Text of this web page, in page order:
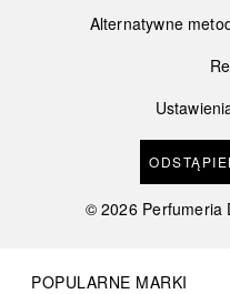
Alternatywne
©2026 Perfumeria
POPULARNE MARKI